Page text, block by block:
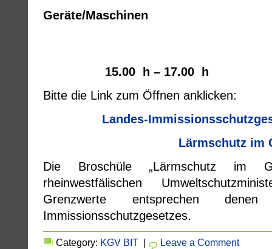
Geräte/
15.00 h – 17.00 h
Bitte die Link zum Öffnen anklicken:
Landes-
Lärmschutz im
Die Broschüle „Lärmschutz im
rheinwestfälischen
Grenzwerte entsprechen denen
Immissionsschutzgesetzes.
Category: KGV BIT | Leave a Comment